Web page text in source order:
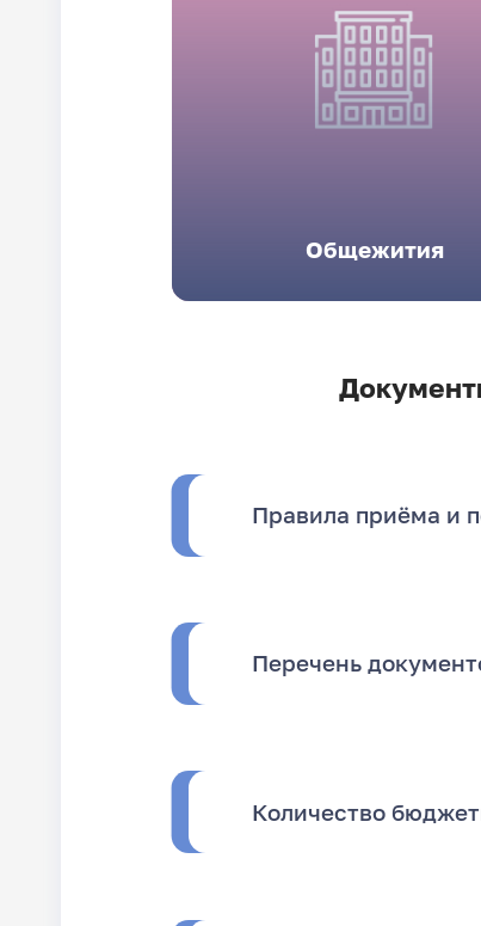
Общежития
Правила приёма и
Перечень
Количество